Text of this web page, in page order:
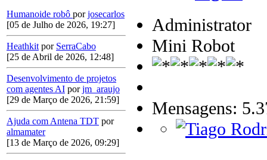
Humanoide robô porjosecarlos
[05 de Julho de 2026, 19:27]
Heathkit por SerraCabo
[25 de Abril de 2026, 12:48]
Desenvolvimento de projetos
com agentes AI porjm_araujo
[29 de Março de 2026, 21:59]
Ajuda com Antena TDT por
almamater
[13 de Março de 2026, 09:29]
Administrator
Mini Robot
Mensagens: